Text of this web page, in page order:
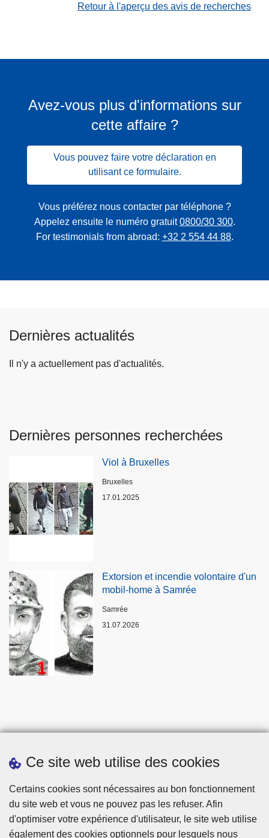
Ce site web utilise des cookies
Certains cookies sont nécessaires au bon fonctionnement
du site web et vous ne pouvez pas les refuser. Afin
d'optimiser votre expérience d'utilisateur, le site web utilise
également des cookies optionnels pour lesquels nous
Retour à l'aperçu des avis de recherches
Avez-vous plus d'informations sur
cette affaire ?
Vous pouvez faire votre déclaration en
utilisant ce formulaire.
Vous préférez nous contacter par téléphone ?
Appelez ensuite le numéro gratuit0800/30 300.
For testimonials from abroad: +32 2 554 44 88.
Dernières actualités
Il n'y a actuellement pas d'actualités.
Dernières personnes recherchées
Viol à Bruxelles
Lieux
Bruxelles
17.01.2025
Extorsion et incendie volontaire d'un
mobil-home à Samrée
Lieux
Samrée
31.07.2026
Statistiques